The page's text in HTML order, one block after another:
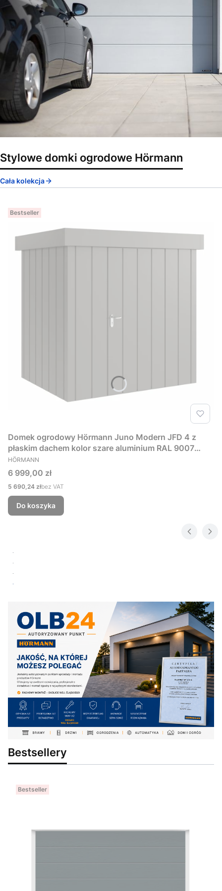
Stylowe domki ogrodowe Hörmann
Cała kolekcja
Bestseller
Domek ogrodowy Hörmann Juno Modern JFD 4 z
płaskim dachem kolor szare aluminium RAL 9007
229x181 cm
PRODUCENT
HÖRMANN
Cena
6 999,00 zł
Cena
5 690,24 złbez VAT
Do koszyka
Bestsellery
Bestseller